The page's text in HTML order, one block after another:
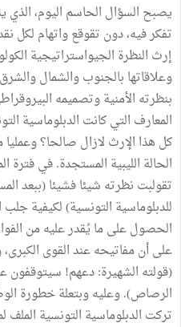
يصبح السؤال الحاسم اليوم، الذي
تفكر فيه، دون تقوقع واتهام لكل
إرث النظرة الجيواستراتيجية
وعلاقاتها بالجنوب والشمال
بنظرته الأمنية وتصميمه
المعارف التي كانت الدبلوماسية
كل هذا الإرث لازال صالحا؟ وعمليا
الحالة الليبية المستجدة. في فترة
تقولبت نظرته شيئا فشيئا (ببعد
للدبلوماسية التونسية) لكيفية
الحصول على ما يُقدر عليه من
على أن مفاتيحه عند القوى الكبرى،
(قولته الشهيرة: دعهم! سيتوقفون
الرصاص). وعليه وبتعلة خطورة
تركت الدبلوماسية التونسية